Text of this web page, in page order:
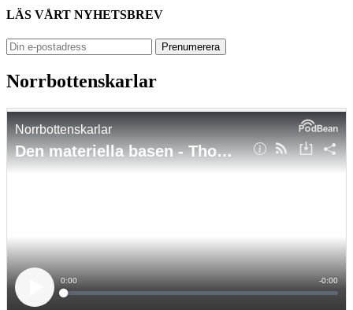
LÄS VÅRT NYHETSBREV
Norrbottenskarlar